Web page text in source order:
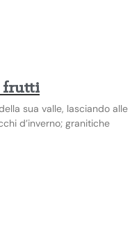
frutti
sua valle, lasciando alle
d’inverno; granitiche